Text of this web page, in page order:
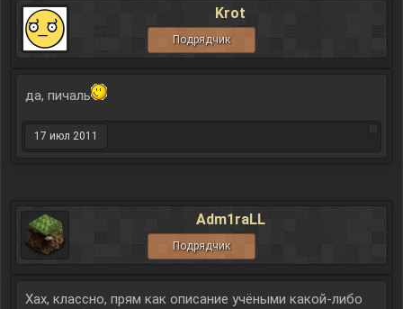
Krot
Подрядчик
да, пичаль
17 июл 2011
Adm1raLL
Подрядчик
Хах, классно, прям как описание учёными какой-либо